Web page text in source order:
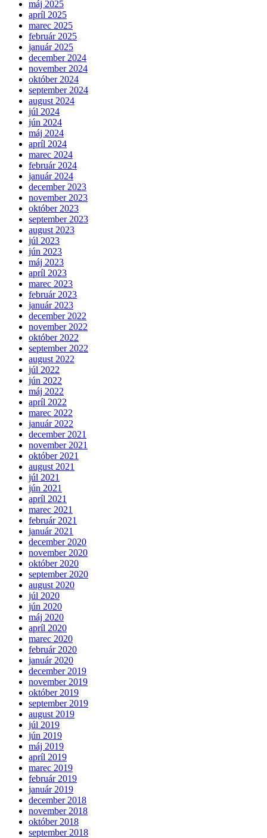
máj 2025
apríl 2025
marec 2025
február 2025
január 2025
december 2024
november 2024
október 2024
september 2024
august 2024
júl 2024
jún 2024
máj 2024
apríl 2024
marec 2024
február 2024
január 2024
december 2023
november 2023
október 2023
september 2023
august 2023
júl 2023
jún 2023
máj 2023
apríl 2023
marec 2023
február 2023
január 2023
december 2022
november 2022
október 2022
september 2022
august 2022
júl 2022
jún 2022
máj 2022
apríl 2022
marec 2022
január 2022
december 2021
november 2021
október 2021
august 2021
júl 2021
jún 2021
apríl 2021
marec 2021
február 2021
január 2021
december 2020
november 2020
október 2020
september 2020
august 2020
júl 2020
jún 2020
máj 2020
apríl 2020
marec 2020
február 2020
január 2020
december 2019
november 2019
október 2019
september 2019
august 2019
júl 2019
jún 2019
máj 2019
apríl 2019
marec 2019
február 2019
január 2019
december 2018
november 2018
október 2018
september 2018